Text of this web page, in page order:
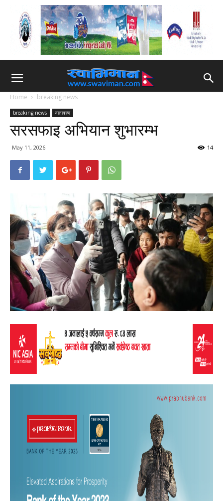
Home breaking news
breaking news वातावरण
सरसफाइ अभियान शुभारम्भ
May 11, 2026 14